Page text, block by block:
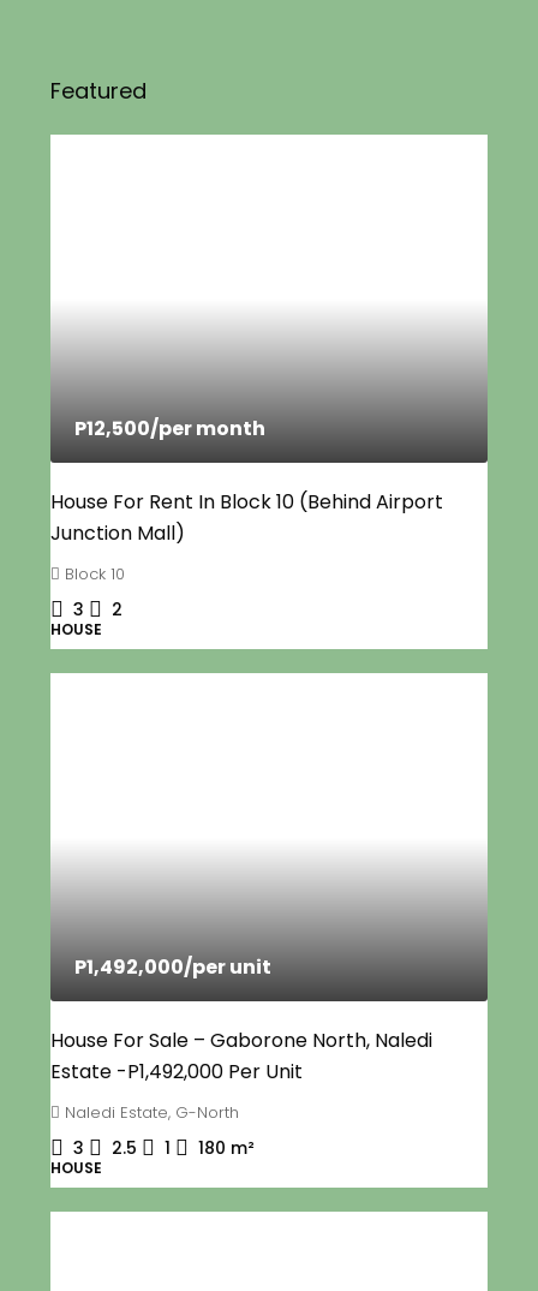
Featured
P12,500/per month
House For Rent In Block 10 (Behind Airport
Junction Mall)
Block 10
3 2
HOUSE
P1,492,000/per unit
House For Sale – Gaborone North, Naledi
Estate -P1,492,000 Per Unit
Naledi Estate, G-North
3 2.5 1 180 m²
HOUSE